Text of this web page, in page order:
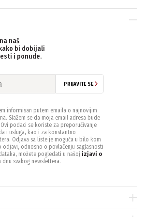
PONIŠTITE SVE FILTERE
naš
bi dobijali
i ponude.
PRIJAVITE SE
informisan putem emaila o najnovijim
Slažem se da moja email adresa bude
podaci se koriste za preporučivanje
i usluga, kao i za konstantno
Odjava sa liste je moguća u bilo kom
odjavi, odnosno o povlačenju saglasnosti
možete pogledati u našoj izjavi o
dnu svakog newslettera.